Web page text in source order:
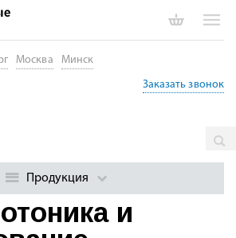
и
Москва Минск
Заказать звонок
Продукция